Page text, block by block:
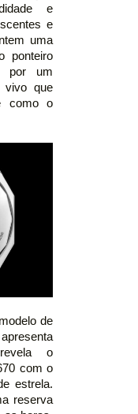
e
e
uma
ponteiro
por um
vivo que
como o
de
o
com o
estrela.
reserva